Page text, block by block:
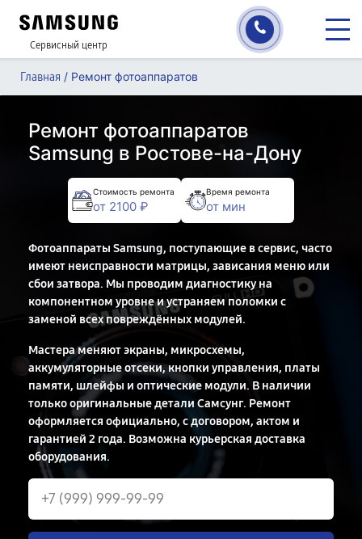
Сервисный центр
Главная / Ремонт фотоаппаратов
Ремонт фотоаппаратов
Samsung в Ростове-на-Дону
Стоимость ремонта
от 2100 ₽
Время ремонта
от мин
Фотоаппараты Samsung, поступающие в сервис, часто
имеют неисправности матрицы, зависания меню или
сбои затвора. Мы проводим диагностику на
компонентном уровне и устраняем поломки с
заменой всех повреждённых модулей.
Мастера меняют экраны, микросхемы,
аккумуляторные отсеки, кнопки управления, платы
памяти, шлейфы и оптические модули. В наличии
только оригинальные детали Самсунг. Ремонт
оформляется официально, с договором, актом и
гарантией 2 года. Возможна курьерская доставка
оборудования.